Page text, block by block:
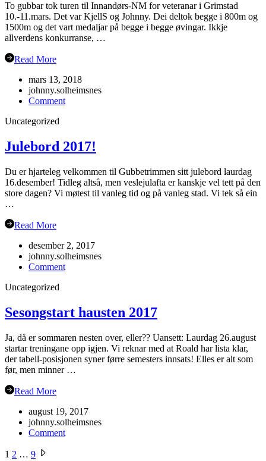
To gubbar tok turen til Innandørs-NM for veteranar i Grimstad
10.-11.mars. Det var KjellS og Johnny. Dei deltok begge i 800m og
1500m og det vart medaljar på begge i begge øvingar. Ikkje
allverdens konkurranse, …
Read More
mars 13, 2018
johnny.solheimsnes
Commenton
Uncategorized
Julebord 2017!
Du er hjarteleg velkommen til Gubbetrimmen sitt julebord laurdag
16.desember! Tidleg altså, men veslejulafta er kanskje vel tett på den
store dagen? Vi møtest til vanleg tid og på vanleg stad. Vi tek så ein
…
Read More
desember 2, 2017
johnny.solheimsnes
Commenton
Uncategorized
Sesongstart hausten 2017
Ja, då er sommaren nesten over, eller?? Uansett: Laurdag 26.august
startar treningane opp igjen. Vi reknar med at Roald har lista klar,
der tabell-posisjonen syner førre semesters innsats! Elles er alt som
før, men minner …
Read More
august 19, 2017
johnny.solheimsnes
Commenton
Sidepaginering
1 2 … 9